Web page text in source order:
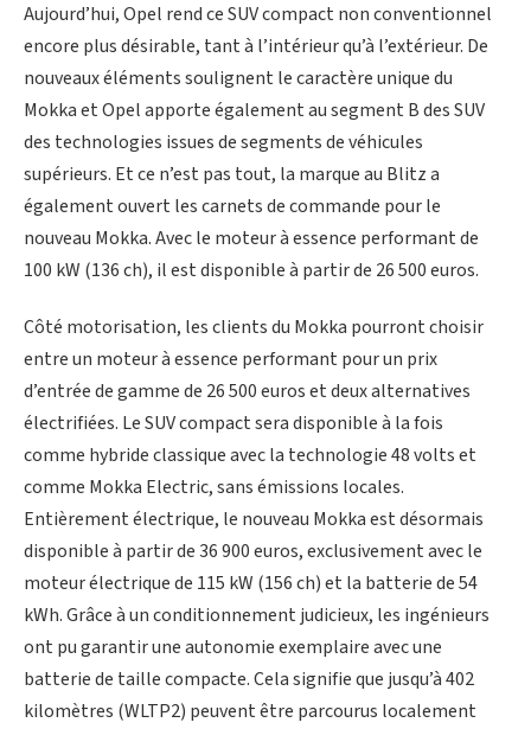
Aujourd’hui, Opel rend ce SUV compact non conventionnel
encore plus désirable, tant à l’intérieur qu’à l’extérieur. De
nouveaux éléments soulignent le caractère unique du
Mokka et Opel apporte également au segment B des SUV
des technologies issues de segments de véhicules
supérieurs. Et ce n’est pas tout, la marque au Blitz a
également ouvert les carnets de commande pour le
nouveau Mokka. Avec le moteur à essence performant de
100 kW (136 ch), il est disponible à partir de 26 500 euros.
Côté motorisation, les clients du Mokka pourront choisir
entre un moteur à essence performant pour un prix
d’entrée de gamme de 26 500 euros et deux alternatives
électrifiées. Le SUV compact sera disponible à la fois
comme hybride classique avec la technologie 48 volts et
comme Mokka Electric, sans émissions locales.
Entièrement électrique, le nouveau Mokka est désormais
disponible à partir de 36 900 euros, exclusivement avec le
moteur électrique de 115 kW (156 ch) et la batterie de 54
kWh. Grâce à un conditionnement judicieux, les ingénieurs
ont pu garantir une autonomie exemplaire avec une
batterie de taille compacte. Cela signifie que jusqu’à 402
kilomètres (WLTP2) peuvent être parcourus localement